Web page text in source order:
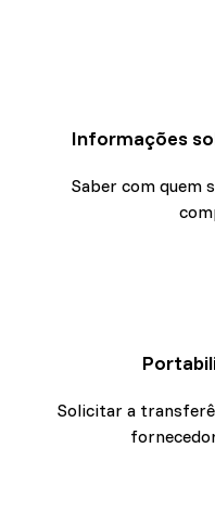
Informações
Saber com quem
Solicitar a